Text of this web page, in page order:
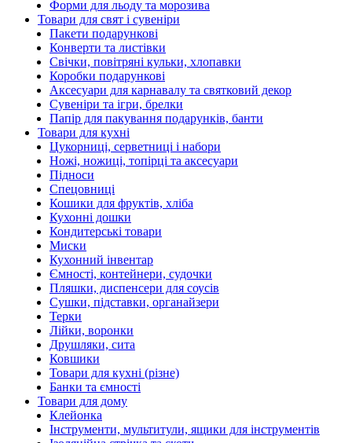
Форми для льоду та морозива
Товари для свят і сувеніри
Пакети подарункові
Конверти та листівки
Свічки, повітряні кульки, хлопавки
Коробки подарункові
Аксесуари для карнавалу та святковий декор
Сувеніри та ігри, брелки
Папір для пакування подарунків, банти
Товари для кухні
Цукорниці, серветниці і набори
Ножі, ножиці, топірці та аксесуари
Підноси
Спецовниці
Кошики для фруктів, хліба
Кухонні дошки
Кондитерські товари
Миски
Кухонний інвентар
Ємності, контейнери, судочки
Пляшки, диспенсери для соусів
Сушки, підставки, органайзери
Терки
Лійки, воронки
Друшляки, сита
Ковшики
Товари для кухні (різне)
Банки та ємності
Товари для дому
Клейонка
Інструменти, мультитули, ящики для інструментів